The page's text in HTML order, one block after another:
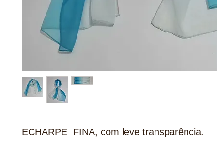
ECHARPE FINA, com leve transparência.